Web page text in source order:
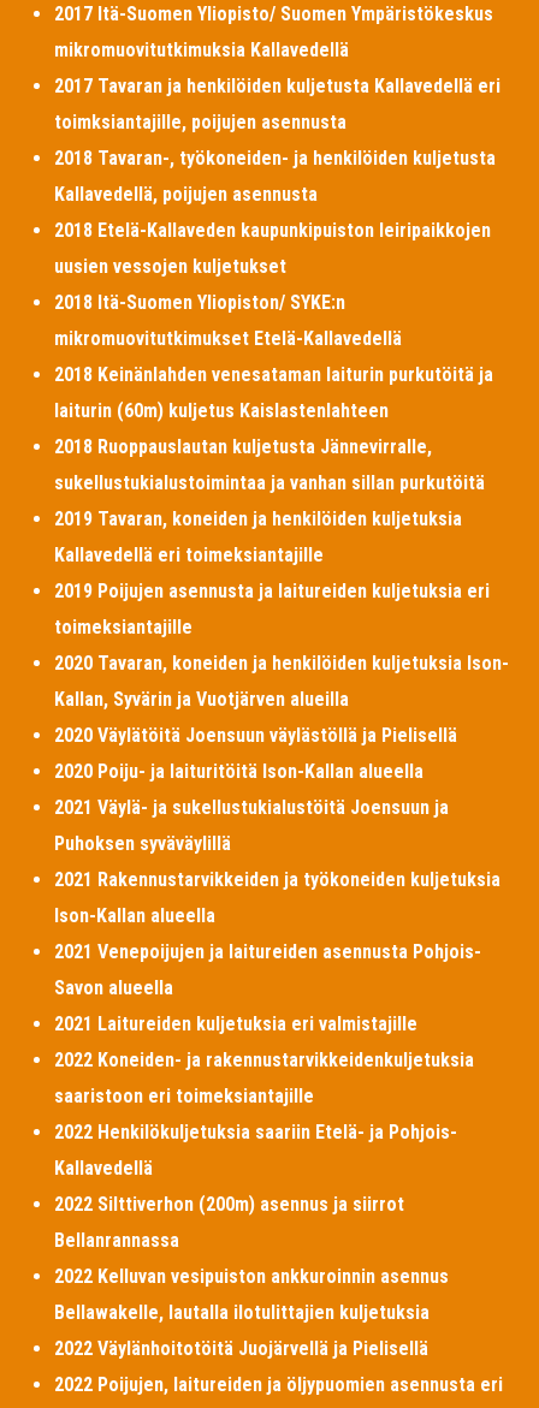
2017 Itä-Suomen Yliopisto/ Suomen Ympäristökeskus
mikromuovitutkimuksia Kallavedellä
2017 Tavaran ja henkilöiden kuljetusta Kallavedellä eri
toimksiantajille, poijujen asennusta
2018 Tavaran-, työkoneiden- ja henkilöiden kuljetusta
Kallavedellä, poijujen asennusta
2018 Etelä-Kallaveden kaupunkipuiston leiripaikkojen
uusien vessojen kuljetukset
2018 Itä-Suomen Yliopiston/ SYKE:n
mikromuovitutkimukset Etelä-Kallavedellä
2018 Keinänlahden venesataman laiturin purkutöitä ja
laiturin (60m) kuljetus Kaislastenlahteen
2018 Ruoppauslautan kuljetusta Jännevirralle,
sukellustukialustoimintaa ja vanhan sillan purkutöitä
2019 Tavaran, koneiden ja henkilöiden kuljetuksia
Kallavedellä eri toimeksiantajille
2019 Poijujen asennusta ja laitureiden kuljetuksia eri
toimeksiantajille
2020 Tavaran, koneiden ja henkilöiden kuljetuksia Ison-
Kallan, Syvärin ja Vuotjärven alueilla
2020 Väylätöitä Joensuun väylästöllä ja Pielisellä
2020 Poiju- ja laituritöitä Ison-Kallan alueella
2021 Väylä- ja sukellustukialustöitä Joensuun ja
Puhoksen syväväylillä
2021 Rakennustarvikkeiden ja työkoneiden kuljetuksia
Ison-Kallan alueella
2021 Venepoijujen ja laitureiden asennusta Pohjois-
Savon alueella
2021 Laitureiden kuljetuksia eri valmistajille
2022 Koneiden- ja rakennustarvikkeidenkuljetuksia
saaristoon eri toimeksiantajille
2022 Henkilökuljetuksia saariin Etelä- ja Pohjois-
Kallavedellä
2022 Silttiverhon (200m) asennus ja siirrot
Bellanrannassa
2022 Kelluvan vesipuiston ankkuroinnin asennus
Bellawakelle, lautalla ilotulittajien kuljetuksia
2022 Väylänhoitotöitä Juojärvellä ja Pielisellä
2022 Poijujen, laitureiden ja öljypuomien asennusta eri